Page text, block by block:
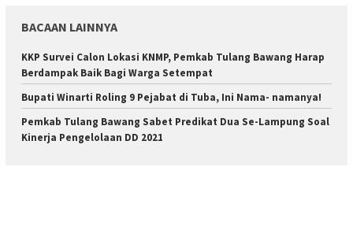
BACAAN LAINNYA
KKP Survei Calon Lokasi KNMP, Pemkab Tulang Bawang Harap
Berdampak Baik Bagi Warga Setempat
Bupati Winarti Roling 9 Pejabat di Tuba, Ini Nama- namanya!
Pemkab Tulang Bawang Sabet Predikat Dua Se-Lampung Soal
Kinerja Pengelolaan DD 2021